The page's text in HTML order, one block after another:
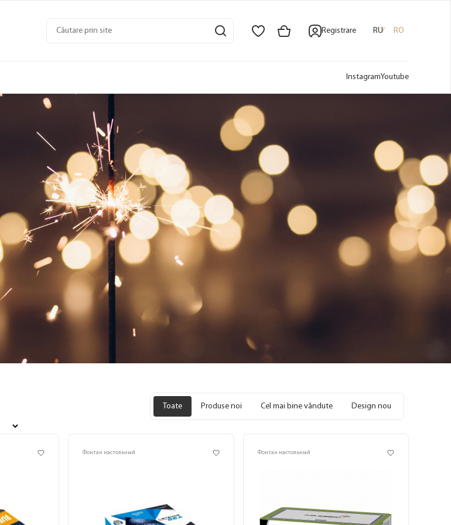
Registrare RU RO
InstagramYoutube
Toate Produse noi Cel mai bine vândute Design nou
Фонтан настольный Фонтан настольный